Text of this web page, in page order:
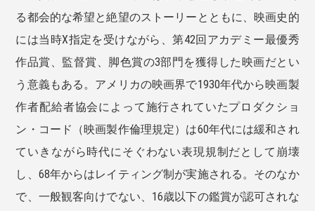
る都会的な希望と絶望のストーリーとともに、映画史的
には当時X指定を受けながら、第42回アカデミー最優秀
作品賞、監督賞、脚色賞の3部門を獲得した映画だとい
う意義もある。アメリカの映画界で1930年代から映画製
作者配給者協会によって施行されていたプロダクショ
ン・コード（映画製作倫理規定）は60年代には緩和され
ていきながら時代にそぐわない表現規制だとして崩壊
し、68年からはレイティング制が実施される。そのなか
で、一般観客向けでない、16歳以下の鑑賞が認可されな